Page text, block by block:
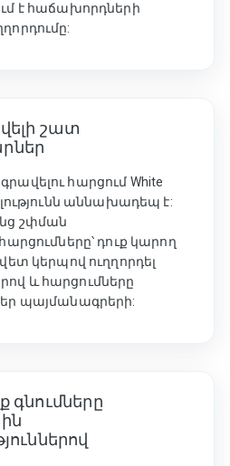
է հաճախորդների
շատ
հարցում White
աննախադեպ է:
շփման
դուք կարող
կերպով ուղղորդել
և հարցումները
պայմանագրերի:
գնումները